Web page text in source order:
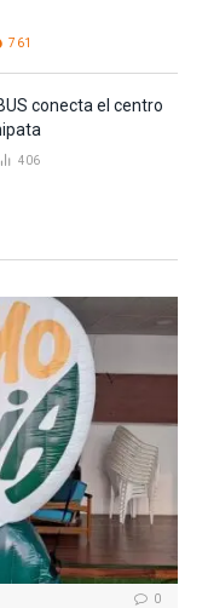
761
conecta el centro
406
0